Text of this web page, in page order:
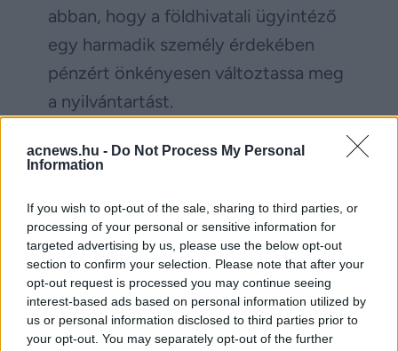
acnews.hu - Do Not Process My Personal
Information
If you wish to opt-out of the sale, sharing to third parties, or
processing of your personal or sensitive information for
targeted advertising by us, please use the below opt-out
section to confirm your selection. Please note that after your
opt-out request is processed you may continue seeing
interest-based ads based on personal information utilized by
us or personal information disclosed to third parties prior to
your opt-out. You may separately opt-out of the further
abban, hogy a földhivatali ügyintéző
egy harmadik személy érdekében
pénzért önkényesen változtassa meg
a nyilvántartást.
A gyanúsítottak nem tettek vallomást
és panasszal éltek a gyanúsítás ellen.
A kormánytisztviselő fellebbezést
jelentett be a letartóztatásáról
meghozott döntés ellen, a másik két
gyanúsított szabadlábon védekezik.
Facebook Twitter